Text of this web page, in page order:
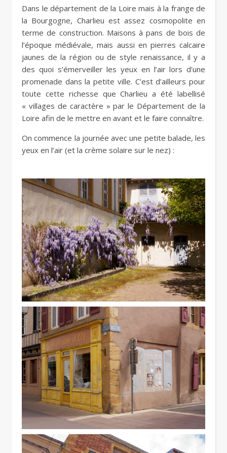
Dans le département de la Loire mais à la frange de
la Bourgogne, Charlieu est assez cosmopolite en
terme de construction. Maisons à pans de bois de
l’époque médiévale, mais aussi en pierres calcaire
jaunes de la région ou de style renaissance, il y a
des quoi s’émerveiller les yeux en l’air lors d’une
promenade dans la petite ville. C’est d’ailleurs pour
toute cette richesse que Charlieu a été labellisé
« villages de caractère » par le Département de la
Loire afin de le mettre en avant et le faire connaître.
On commence la journée avec une petite balade, les
yeux en l’air (et la crème solaire sur le nez) :